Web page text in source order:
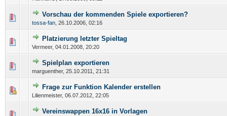
Vorschau der kommenden Spiele exportieren?
tossa-fan 26.10.2006, 02:16
Platzierung letzter Spieltag
Vermeer, 04.01.2008, 20:20
Spielplan exportieren
marguenther, 25.10.2011, 21:31
Frage zur Funktion Kalender erstellen
Lilienmeister, 06.07.2012, 22:05
Vereinswappen 16x16 in Vorlagen